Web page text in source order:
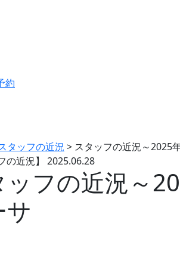
約
タッフの近況 > スタッフの近況～2025
の近況】 2025.06.28
ッフの近況～
サ